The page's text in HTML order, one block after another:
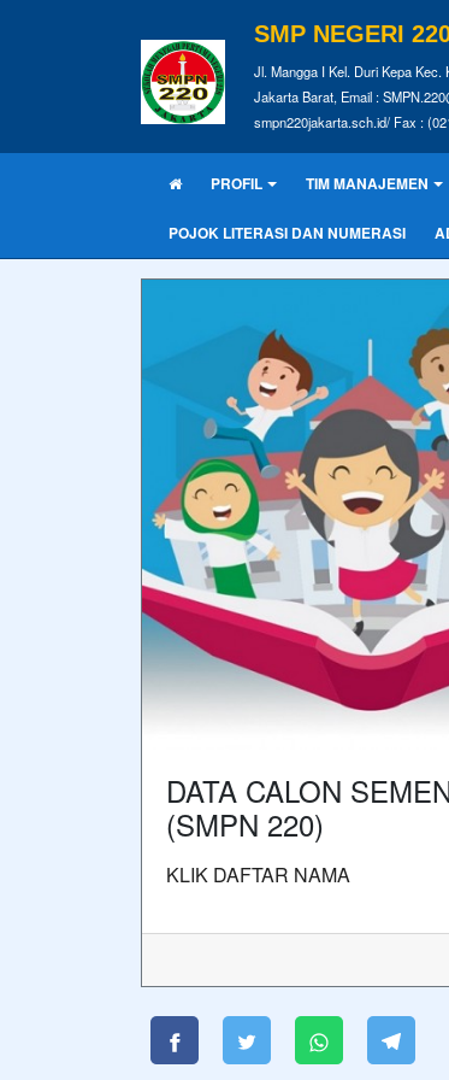
SMP NEGERI
Jl. Mangga I Kel. Duri Kepa
Jakarta Barat, Email :
smpn220jakarta.sch.id/ Fax :
PROFIL TIM MANAJEMEN
POJOK LITERASI DAN NUMERASI
DATA CALON
(SMPN 220)
KLIK DAFTAR NAMA